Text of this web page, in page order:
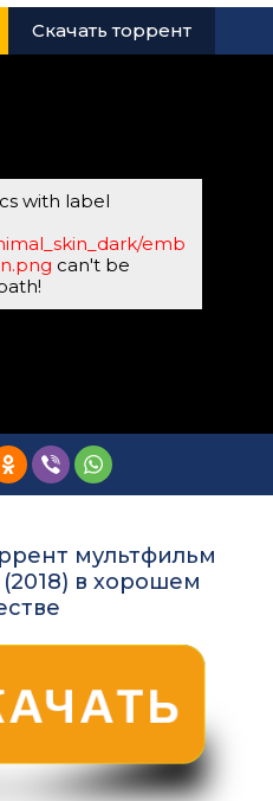
Скачать торрент
with label
emb
can't be
мультфильм
в хорошем